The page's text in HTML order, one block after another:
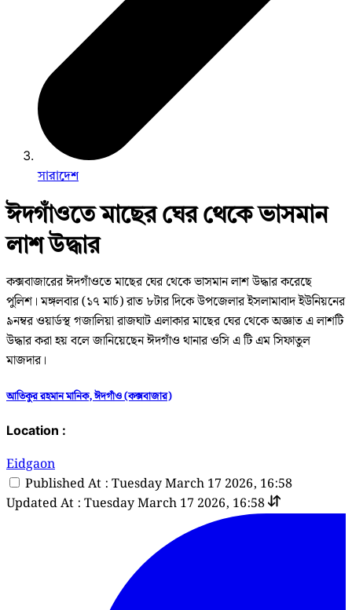
সারাদেশ
ঈদগাঁওতে মাছের ঘের থেকে ভাসমান
লাশ উদ্ধার
কক্সবাজারের ঈদগাঁওতে মাছের ঘের থেকে ভাসমান লাশ উদ্ধার করেছে
পুলিশ। মঙ্গলবার (১৭ মার্চ) রাত ৮টার দিকে উপজেলার ইসলামাবাদ ইউনিয়নের
৯নম্বর ওয়ার্ডস্থ গজালিয়া রাজঘাট এলাকার মাছের ঘের থেকে অজ্ঞাত এ লাশটি
উদ্ধার করা হয় বলে জানিয়েছেন ঈদগাঁও থানার ওসি এ টি এম সিফাতুল
মাজদার।
আতিকুর রহমান মানিক, ঈদগাঁও (কক্সবাজার)
Location :
Eidgaon
Published At : Tuesday March 17 2026, 16:58
Updated At : Tuesday March 17 2026, 16:58